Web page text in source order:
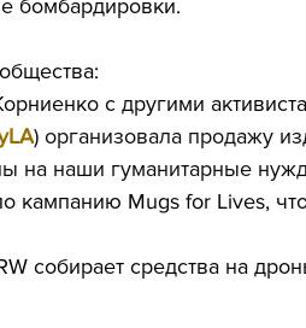
бомбардировки.
с другими
) организовала продажу
на наши гуманитарные
кампанию Mugs for Lives,
собирает средства на